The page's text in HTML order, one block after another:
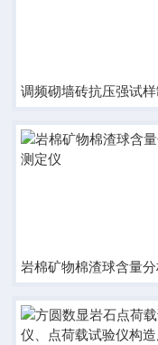
调频砌墙砖抗压强试
岩棉矿物棉渣球含量分